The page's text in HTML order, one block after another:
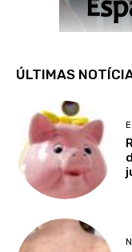
ÚLTIMAS